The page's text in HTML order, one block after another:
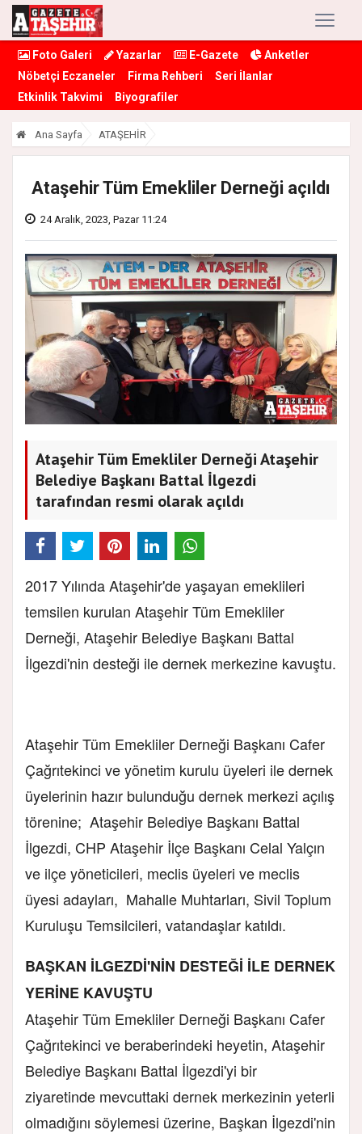
Foto Galeri Yazarlar E-Gazete
Anketler
Nöbetçi Eczaneler
Firma Rehberi
Seri İlanlar
Etkinlik Takvimi
Biyografiler
Ana Sayfa ATAŞEHİR
Ataşehir Tüm Emekliler Derneği açıldı
24 Aralık, 2023, Pazar 11:24
Ataşehir Tüm Emekliler Derneği Ataşehir
Belediye Başkanı Battal İlgezdi
tarafından resmi olarak açıldı
2017 Yılında Ataşehir'de yaşayan emeklileri
temsilen kurulan Ataşehir Tüm Emekliler
Derneği, Ataşehir Belediye Başkanı Battal
İlgezdi'nin desteği ile dernek merkezine kavuştu.
Ataşehir Tüm Emekliler Derneği Başkanı Cafer
Çağrıtekinci ve yönetim kurulu üyeleri ile dernek
üyelerinin hazır bulunduğu dernek merkezi açılış
törenine; Ataşehir Belediye Başkanı Battal
İlgezdi, CHP Ataşehir İlçe Başkanı Celal Yalçın
ve ilçe yöneticileri, meclis üyeleri ve meclis
üyesi adayları, Mahalle Muhtarları, Sivil Toplum
Kuruluşu Temsilcileri, vatandaşlar katıldı.
BAŞKAN İLGEZDİ'NİN DESTEĞİ İLE DERNEK
YERİNE KAVUŞTU
Ataşehir Tüm Emekliler Derneği Başkanı Cafer
Çağrıtekinci ve beraberindeki heyetin, Ataşehir
Belediye Başkanı Battal İlgezdi'yi bir
ziyaretinde mevcuttaki dernek merkezinin yeterli
olmadığını söylemesi üzerine, Başkan İlgezdi'nin